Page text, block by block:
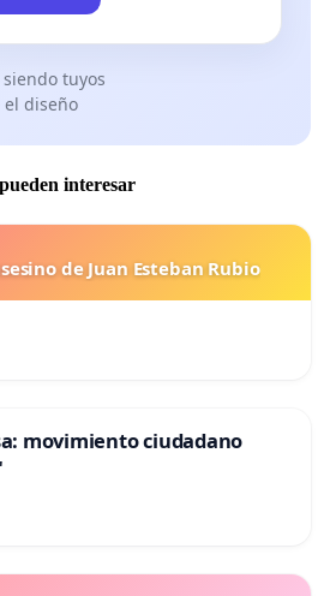
tuyos
el diseño
interesar
de Juan Esteban Rubio
movimiento ciudadano